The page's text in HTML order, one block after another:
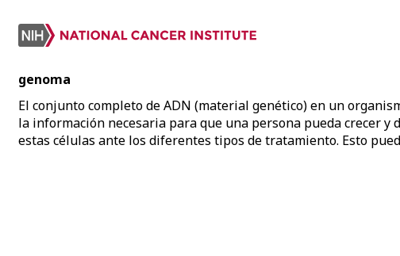
genoma
El conjunto completo de ADN (material genético) en un
la información necesaria para que una persona pueda crecer
estas células ante los diferentes tipos de tratamiento. Esto